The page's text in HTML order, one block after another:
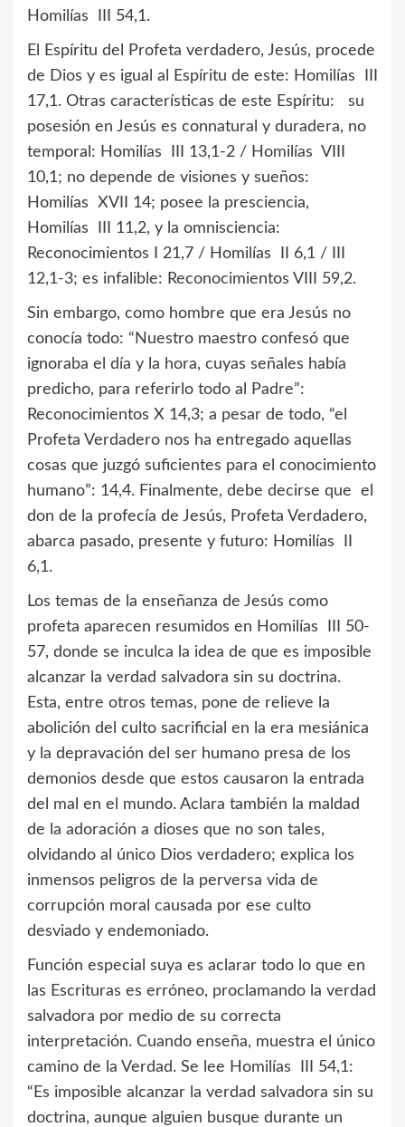
Homilías III 54,1.
El Espíritu del Profeta verdadero, Jesús, procede
de Dios y es igual al Espíritu de este: Homilías III
17,1. Otras características de este Espíritu: su
posesión en Jesús es connatural y duradera, no
temporal: Homilías III 13,1-2 / Homilías VIII
10,1; no depende de visiones y sueños:
Homilías XVII 14; posee la presciencia,
Homilías III 11,2, y la omnisciencia:
Reconocimientos I 21,7 / Homilías II 6,1 / III
12,1-3; es infalible: Reconocimientos VIII 59,2.
Sin embargo, como hombre que era Jesús no
conocía todo: “Nuestro maestro confesó que
ignoraba el día y la hora, cuyas señales había
predicho, para referirlo todo al Padre”:
Reconocimientos X 14,3; a pesar de todo, “el
Profeta Verdadero nos ha entregado aquellas
cosas que juzgó suficientes para el conocimiento
humano”: 14,4. Finalmente, debe decirse que el
don de la profecía de Jesús, Profeta Verdadero,
abarca pasado, presente y futuro: Homilías II
6,1.
Los temas de la enseñanza de Jesús como
profeta aparecen resumidos en Homilías III 50-
57, donde se inculca la idea de que es imposible
alcanzar la verdad salvadora sin su doctrina.
Esta, entre otros temas, pone de relieve la
abolición del culto sacrificial en la era mesiánica
y la depravación del ser humano presa de los
demonios desde que estos causaron la entrada
del mal en el mundo. Aclara también la maldad
de la adoración a dioses que no son tales,
olvidando al único Dios verdadero; explica los
inmensos peligros de la perversa vida de
corrupción moral causada por ese culto
desviado y endemoniado.
Función especial suya es aclarar todo lo que en
las Escrituras es erróneo, proclamando la verdad
salvadora por medio de su correcta
interpretación. Cuando enseña, muestra el único
camino de la Verdad. Se lee Homilías III 54,1:
“Es imposible alcanzar la verdad salvadora sin su
doctrina, aunque alguien busque durante un